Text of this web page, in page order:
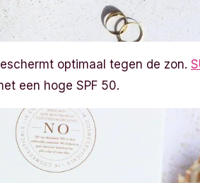
optimaal tegen de zon.
een hoge SPF 50.